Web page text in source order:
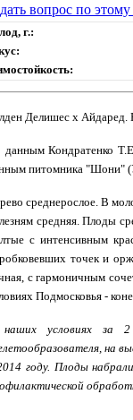
вопрос по этому
г.:
Делишес х Айдаред.
Кондратенко
питомника "Шони"
среднерослое. В
средняя. Плоды
с интенсивным
точек и
с гармоничным
Подмосковья -
условиях за
на
году. Плоды